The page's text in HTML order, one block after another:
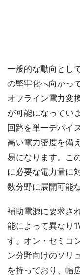
一般的な動向とし
の堅牢化へ向かっ
オフライン電力変
が可能になってい
回路を単一デバイ
高い電力密度を備
易になります。こ
に必要な電力量に
数分野に展開可能
補助電源に要求さ
能によって異なり
す。オン・セミコ
ン分野向けのソリ
を持っており、幅